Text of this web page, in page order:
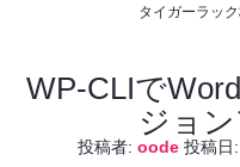
タイガーラッ
WP-CLIで
ジョ
投稿者: oode投稿日: